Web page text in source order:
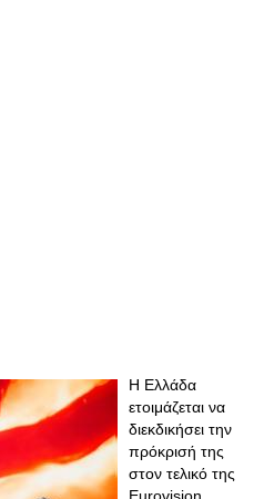
Η Ελλάδα
ετοιμάζεται να
διεκδικήσει την
πρόκρισή της
στον τελικό της